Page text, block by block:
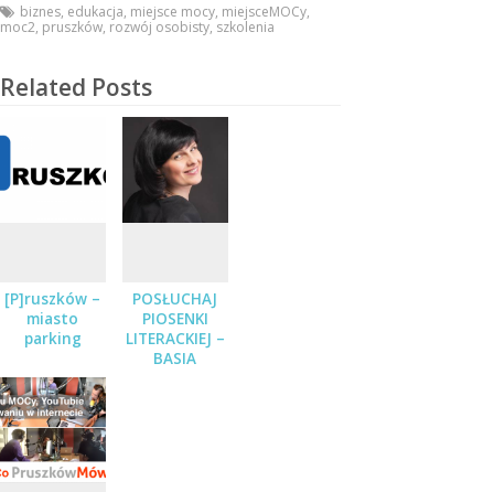
biznes, edukacja, miejsce mocy, miejsceMOCy,
moc2, pruszków, rozwój osobisty, szkolenia
Related Posts
[P]ruszków –
miasto
parking
POSŁUCHAJ
PIOSENKI
LITERACKIEJ –
BASIA